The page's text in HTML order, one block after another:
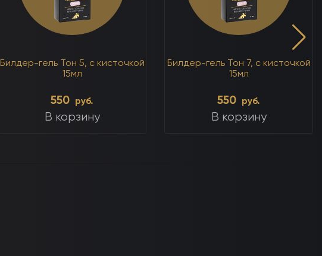
Билдер-гель Тон 5, с кисточкой
15мл
550 руб.
В корзину
Билдер-гель Тон 7, с кисточкой
15мл
550 руб.
В корзину